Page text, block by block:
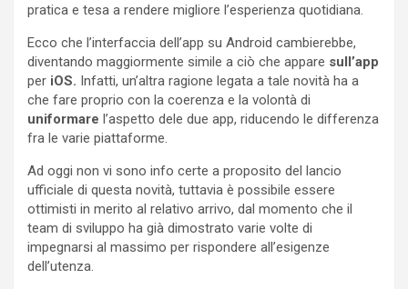
pratica e tesa a rendere migliore l’esperienza quotidiana.
Ecco che l’interfaccia dell’app su Android cambierebbe,
diventando maggiormente simile a ciò che appare sull’app
per iOS. Infatti, un’altra ragione legata a tale novità ha a
che fare proprio con la coerenza e la volontà di
uniformare l’aspetto dele due app, riducendo le differenza
fra le varie piattaforme.
Ad oggi non vi sono info certe a proposito del lancio
ufficiale di questa novità, tuttavia è possibile essere
ottimisti in merito al relativo arrivo, dal momento che il
team di sviluppo ha già dimostrato varie volte di
impegnarsi al massimo per rispondere all’esigenze
dell’utenza.